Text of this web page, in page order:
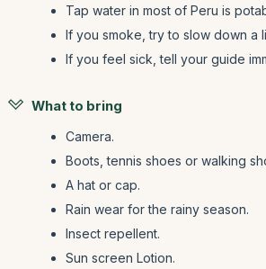
Tap water in most of Peru is
If you smoke, try to slow down a
If you feel sick, tell your guide
What to bring
Camera.
Boots, tennis shoes or walking
A hat or cap.
Rain wear for the rainy season.
Insect repellent.
Sun screen Lotion.